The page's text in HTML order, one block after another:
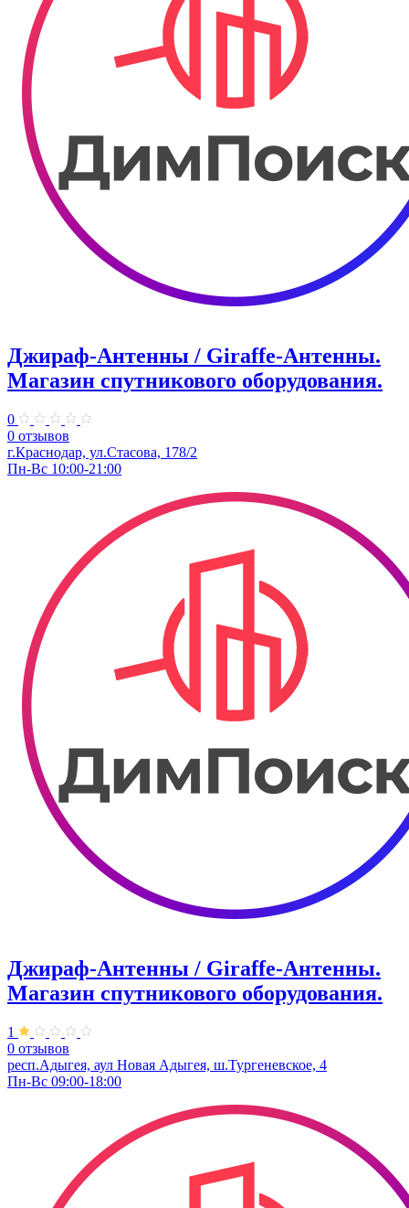
Джираф-Антенны / Giraffe-Антенны.
Магазин спутникового оборудования.
0
0 отзывов
г.Краснодар, ул.Стасова, 178/2
Пн-Вс 10:00-21:00
Джираф-Антенны / Giraffe-Антенны.
Магазин спутникового оборудования.
1
0 отзывов
респ.Адыгея, аул Новая Адыгея, ш.Тургеневское, 4
Пн-Вс 09:00-18:00